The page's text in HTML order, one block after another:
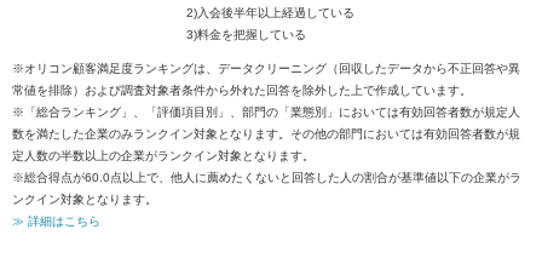
2)入会後半年以上経過している
3)料金を把握している
※オリコン顧客満足度ランキングは、データクリーニング（回収したデータから不正回答や異
常値を排除）および調査対象者条件から外れた回答を除外した上で作成しています。
※「総合ランキング」、「評価項目別」、部門の「業態別」においては有効回答者数が規定人
数を満たした企業のみランクイン対象となります。その他の部門においては有効回答者数が規
定人数の半数以上の企業がランクイン対象となります。
※総合得点が60.0点以上で、他人に薦めたくないと回答した人の割合が基準値以下の企業がラ
ンクイン対象となります。
≫ 詳細はこちら